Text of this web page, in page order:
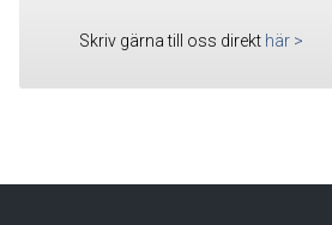
Skriv gärna till oss direkt här >